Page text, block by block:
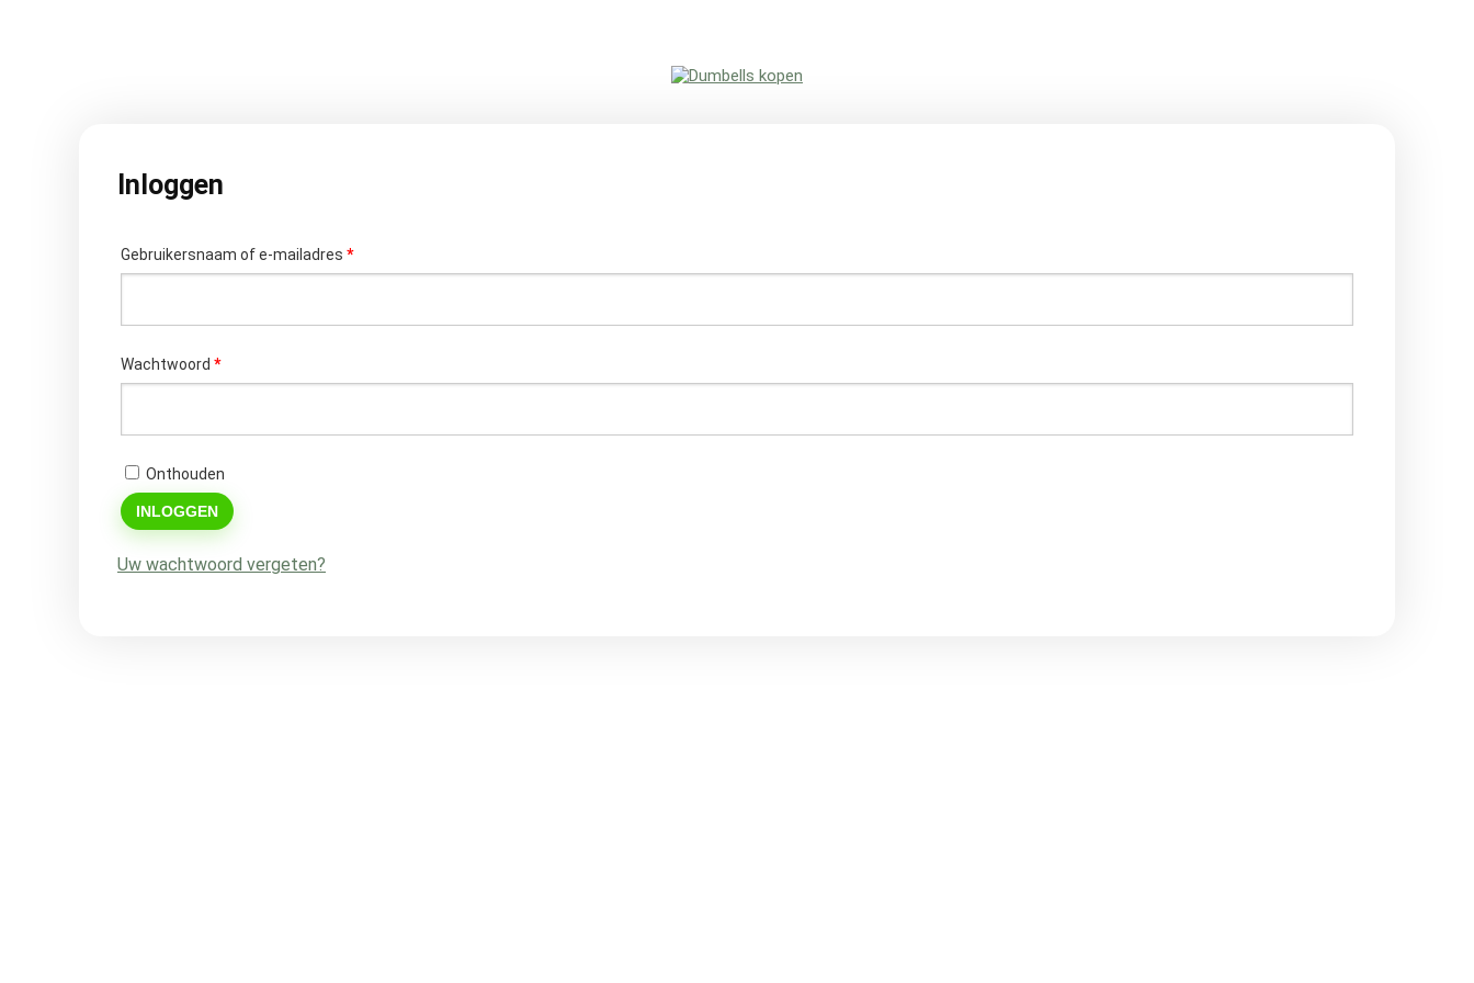
Inloggen
Gebruikersnaam of e-mailadres *Vereist
Wachtwoord *Vereist
Onthouden
INLOGGEN
Uw wachtwoord vergeten?